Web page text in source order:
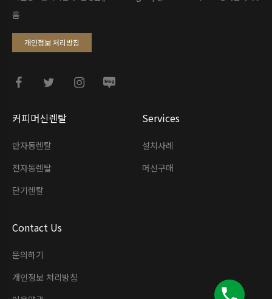
커피머신렌탈
반자동렌탈
전자동렌탈
단기렌탈
Services
설치사례
머신구매
Contact Us
문의하기
개인정보 처리방침
홈
개인정보 처리방침